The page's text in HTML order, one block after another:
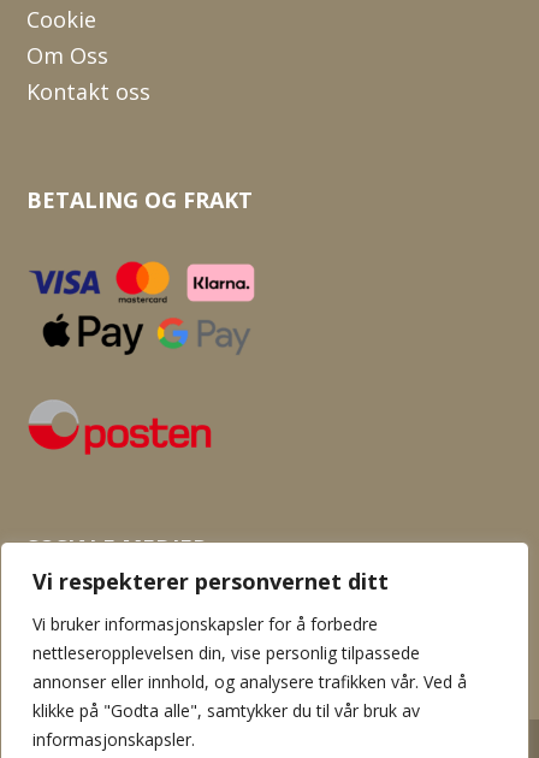
Vi respekterer personvernet ditt
Vi bruker informasjonskapsler for å forbedre
nettleseropplevelsen din, vise personlig tilpassede
annonser eller innhold, og analysere trafikken vår. Ved å
klikke på "Godta alle", samtykker du til vår bruk av
informasjonskapsler.
Cookie
Om Oss
Kontakt oss
BETALING OG FRAKT
SOSIALE MEDIER
2026 © Flamingo garn og hobby. Innholdet er beskyttet av